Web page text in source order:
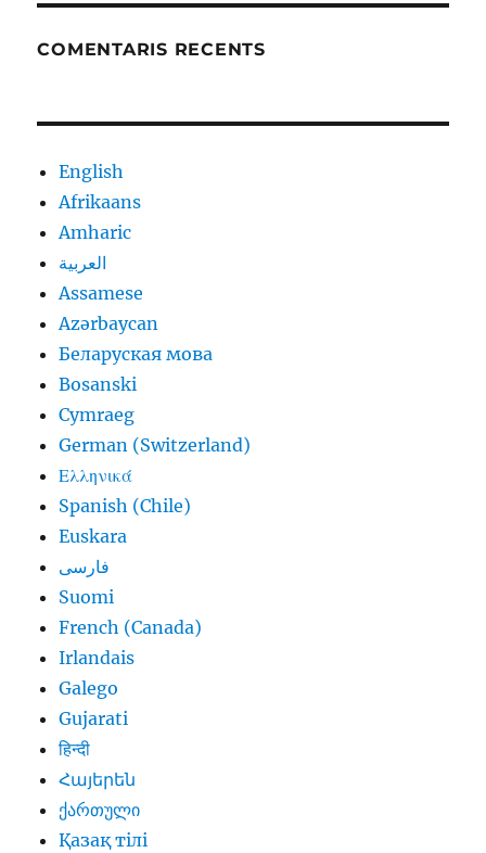
COMENTARIS RECENTS
English
Afrikaans
Amharic
العربية
Assamese
Azərbaycan
Беларуская мова
Bosanski
Cymraeg
German (Switzerland)
Ελληνικά
Spanish (Chile)
Euskara
فارسی
Suomi
French (Canada)
Irlandais
Galego
Gujarati
हिन्दी
Հայերեն
ქართული
Қазақ тілі